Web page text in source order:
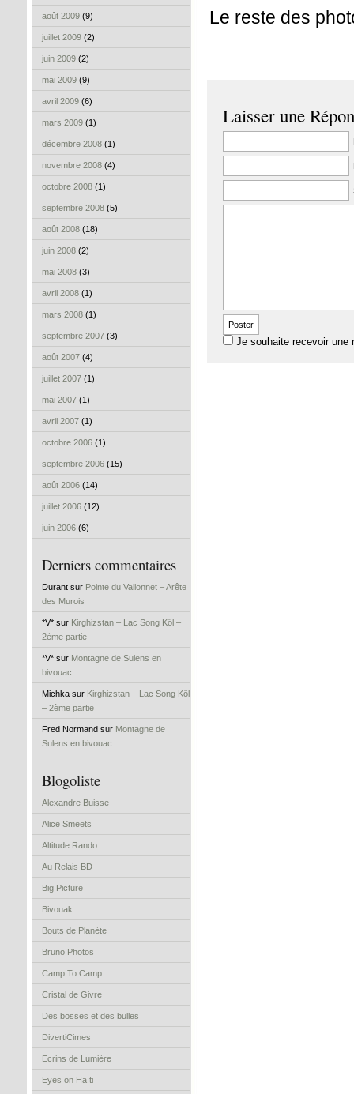
août 2009 (9)
juillet 2009 (2)
juin 2009 (2)
mai 2009 (9)
avril 2009 (6)
mars 2009 (1)
décembre 2008 (1)
novembre 2008 (4)
octobre 2008 (1)
septembre 2008 (5)
août 2008 (18)
juin 2008 (2)
mai 2008 (3)
avril 2008 (1)
mars 2008 (1)
septembre 2007 (3)
août 2007 (4)
juillet 2007 (1)
mai 2007 (1)
avril 2007 (1)
octobre 2006 (1)
septembre 2006 (15)
août 2006 (14)
juillet 2006 (12)
juin 2006 (6)
Derniers commentaires
Durant sur Pointe du Vallonnet – Arête
des Murois
*V* sur Kirghizstan – Lac Song Köl –
2ème partie
*V* sur Montagne de Sulens en
bivouac
Michka sur Kirghizstan – Lac Song Köl
– 2ème partie
Fred Normand sur Montagne de
Sulens en bivouac
Blogoliste
Alexandre Buisse
Alice Smeets
Altitude Rando
Au Relais BD
Big Picture
Bivouak
Bouts de Planète
Bruno Photos
Camp To Camp
Cristal de Givre
Des bosses et des bulles
DivertiCimes
Ecrins de Lumière
Eyes on Haïti
Le reste des
Laisser une
Je souhaite recevoir une